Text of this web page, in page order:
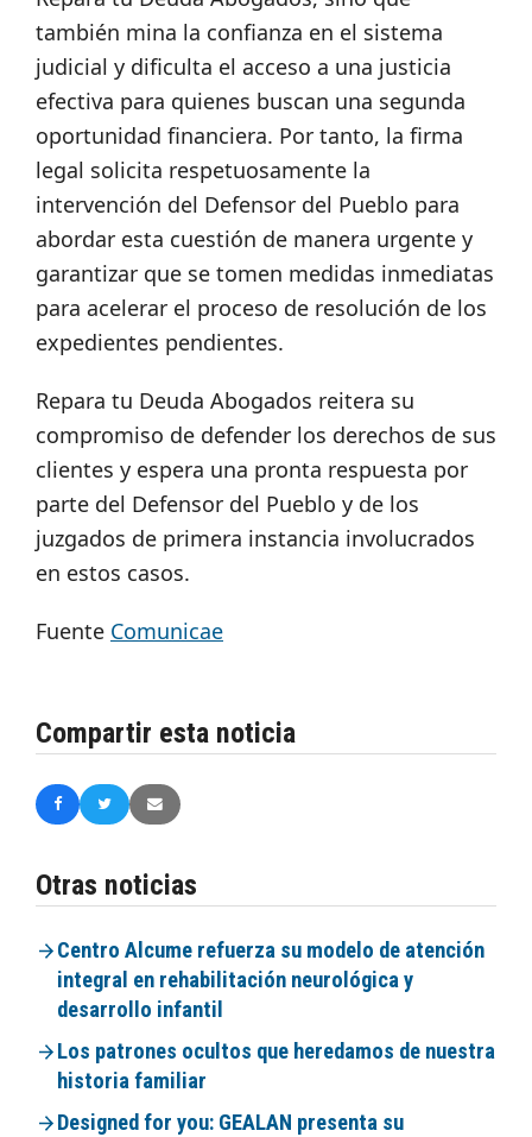
también mina la confianza en el sistema
judicial y dificulta el acceso a una justicia
efectiva para quienes buscan una segunda
oportunidad financiera. Por tanto, la firma
legal solicita respetuosamente la
intervención del Defensor del Pueblo para
abordar esta cuestión de manera urgente y
garantizar que se tomen medidas inmediatas
para acelerar el proceso de resolución de los
expedientes pendientes.
Repara tu Deuda Abogados reitera su
compromiso de defender los derechos de sus
clientes y espera una pronta respuesta por
parte del Defensor del Pueblo y de los
juzgados de primera instancia involucrados
en estos casos.
Fuente Comunicae
Compartir esta noticia
Otras noticias
Centro Alcume refuerza su modelo de atención
integral en rehabilitación neurológica y
desarrollo infantil
Los patrones ocultos que heredamos de nuestra
historia familiar
Designed for you: GEALAN presenta su